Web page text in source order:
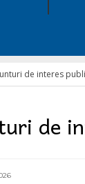
de interes
de